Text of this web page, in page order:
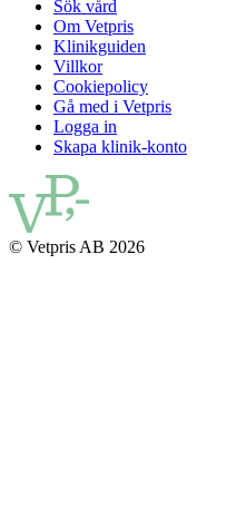
Sök vård
Om Vetpris
Klinikguiden
Villkor
Cookiepolicy
Gå med i Vetpris
Logga in
Skapa klinik-konto
© Vetpris AB 2026